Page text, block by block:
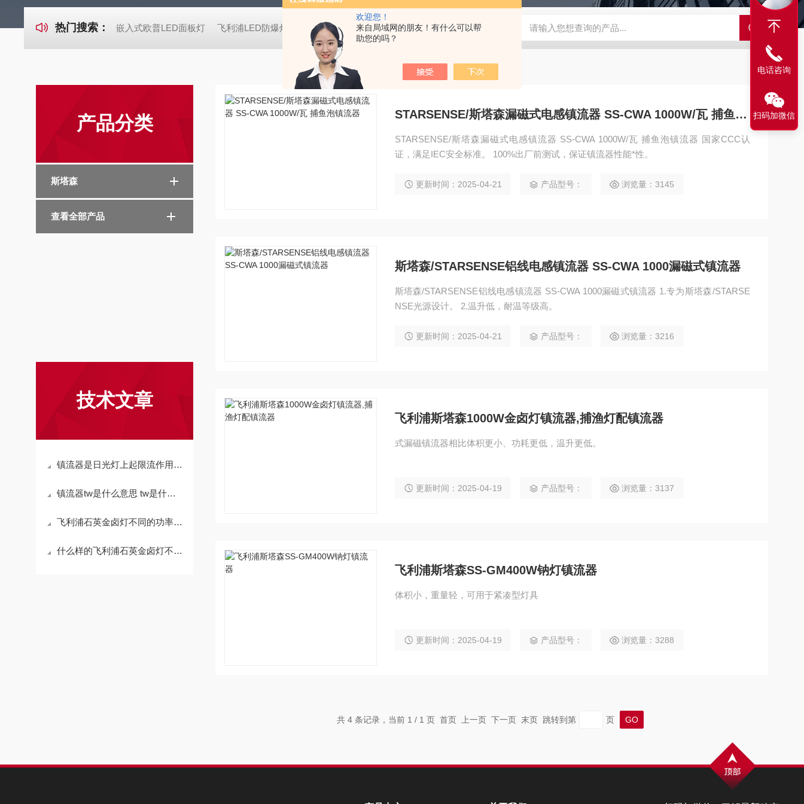
欢迎您！
来自局域网的朋友！有什么可以帮
助您的吗？
热门搜索： 嵌入式欧普LED面板灯 飞利浦LED防爆灯 欧司朗LED天棚灯 飞利浦工矿灯 消防应急雷士双头应急灯 LS-ZFZD-E3WSA/XFZ-Y3SSAD 佛山照明LED泛光灯 明
产品分类
斯塔森
查看全部产品
技术文章
镇流器是日光灯上起限流作用和产生瞬间高压的设备
镇流器tw是什么意思 tw是什么意思
飞利浦石英金卤灯不同的功率光源对应不同功率的镇流器
什么样的飞利浦石英金卤灯不需要配镇流器
STARSENSE/斯塔森漏磁式电感镇流器 SS-CWA 1000W/瓦 捕鱼泡镇流器
STARSENSE/斯塔森漏磁式电感镇流器 SS-CWA 1000W/瓦 捕鱼泡镇流器 国家CCC认
证，满足IEC安全标准。 100%出厂前测试，保证镇流器性能*性。
更新时间：2025-04-21 产品型号： 浏览量：3145
斯塔森/STARSENSE铝线电感镇流器 SS-CWA 1000漏磁式镇流器
斯塔森/STARSENSE铝线电感镇流器 SS-CWA 1000漏磁式镇流器 1.专为斯塔森/STARSE
NSE光源设计。 2.温升低，耐温等级高。
更新时间：2025-04-21 产品型号： 浏览量：3216
飞利浦斯塔森1000W金卤灯镇流器,捕渔灯配镇流器
式漏磁镇流器相比体积更小、功耗更低，温升更低。
更新时间：2025-04-19 产品型号： 浏览量：3137
飞利浦斯塔森SS-GM400W钠灯镇流器
体积小，重量轻，可用于紧凑型灯具
更新时间：2025-04-19 产品型号： 浏览量：3288
共 4 条记录，当前 1 / 1 页 首页 上一页 下一页 末页 跳转到第 页
电话咨询
扫码加微信